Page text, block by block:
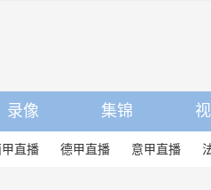
录像 集锦
直播 德甲直播 意甲直播